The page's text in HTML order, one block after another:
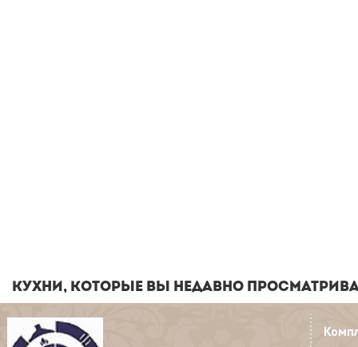
КУХНИ, КОТОРЫЕ ВЫ НЕДАВНО